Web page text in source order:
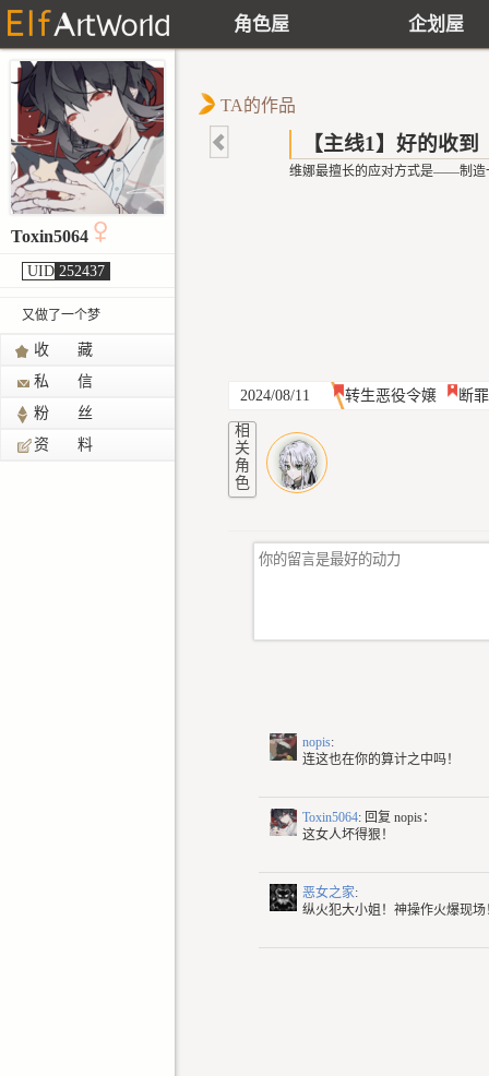
角色屋 企划屋
Toxin5064
UID 252437
又做了一个梦
收 藏
私 信
粉 丝
资 料
TA的作品
【主线1】好的收到
维娜最擅长的应对方式是——制造
2024/08/11 转生恶役令嬢 断
相
关
角
色
nopis:
连这也在你的算计之中吗！
Toxin5064: 回复 nopis：
这女人坏得狠！
恶女之家:
纵火犯大小姐！神操作火爆现